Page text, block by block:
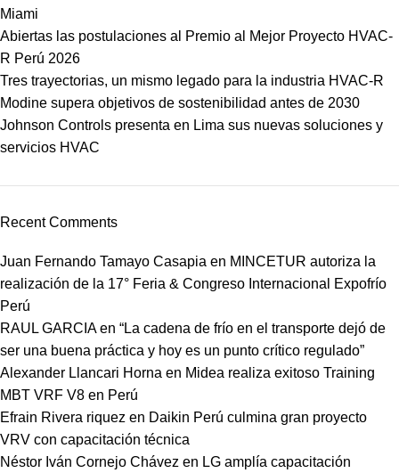
Miami
Abiertas las postulaciones al Premio al Mejor Proyecto HVAC-
R Perú 2026
Tres trayectorias, un mismo legado para la industria HVAC-R
Modine supera objetivos de sostenibilidad antes de 2030
Johnson Controls presenta en Lima sus nuevas soluciones y
servicios HVAC
Recent Comments
Juan Fernando Tamayo Casapia en MINCETUR autoriza la
realización de la 17° Feria & Congreso Internacional Expofrío
Perú
RAUL GARCIAen “La cadena de frío en el transporte dejó de
ser una buena práctica y hoy es un punto crítico regulado”
Alexander Llancari Horna en Midea realiza exitoso Training
MBT VRF V8 en Perú
Efrain Rivera riquez en Daikin Perú culmina gran proyecto
VRV con capacitación técnica
Néstor Iván Cornejo Chávez en LG amplía capacitación